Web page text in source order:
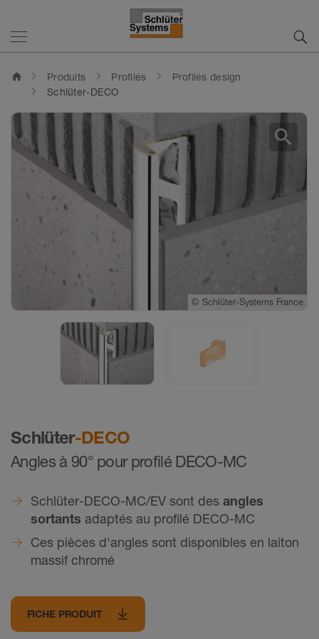
home Produits Profilés
Profilés design
Schlüter-DECO
Schlüter-DECO
Angles à 90° pour profilé DECO-MC
Schlüter-DECO-MC/EV sont des angles
sortants adaptés au profilé DECO-MC
Ces pièces d'angles sont disponibles en laiton
massif chromé
FICHE PRODUIT
© Schlüter-Systems France
© Schlüter-Systems France
search